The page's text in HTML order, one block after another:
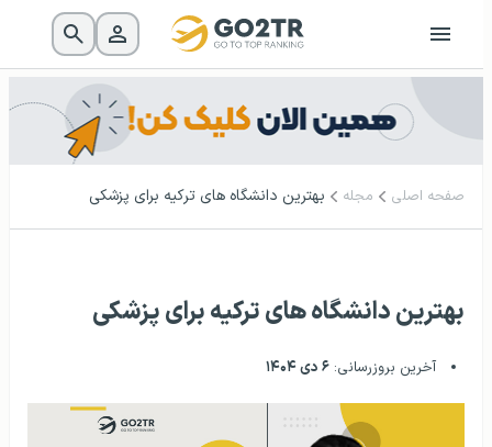
صفحه اصلی مجله بهترین دانشگاه های ترکیه برای پزشکی
بهترین دانشگاه های ترکیه برای پزشکی
آخرین بروزرسانی: ۶ دی ۱۴۰۴